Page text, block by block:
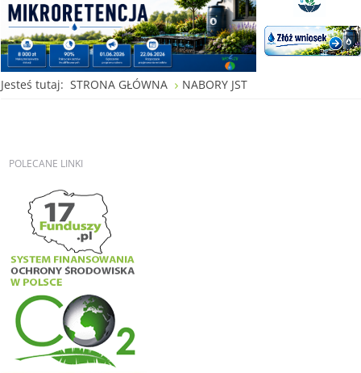
Jesteś tutaj: STRONA GŁÓWNA NABORY JST
POLECANE LINKI